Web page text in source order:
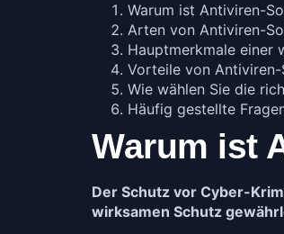
Warum ist Antiviren-
Arten von Antiviren-
Hauptmerkmale einer
Vorteile von
Wie wählen Sie die
Häufig gestellte
Warum ist
Der Schutz vor Cyber-
wirksamen Schutz